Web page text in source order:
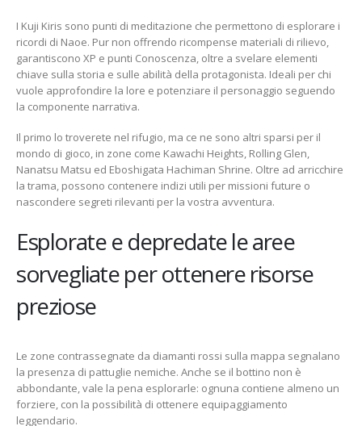
I Kuji Kiris sono punti di meditazione che permettono di esplorare i
ricordi di Naoe. Pur non offrendo ricompense materiali di rilievo,
garantiscono XP e punti Conoscenza, oltre a svelare elementi
chiave sulla storia e sulle abilità della protagonista. Ideali per chi
vuole approfondire la lore e potenziare il personaggio seguendo
la componente narrativa.
Il primo lo troverete nel rifugio, ma ce ne sono altri sparsi per il
mondo di gioco, in zone come Kawachi Heights, Rolling Glen,
Nanatsu Matsu ed Eboshigata Hachiman Shrine. Oltre ad arricchire
la trama, possono contenere indizi utili per missioni future o
nascondere segreti rilevanti per la vostra avventura.
Esplorate e depredate le aree
sorvegliate per ottenere risorse
preziose
Le zone contrassegnate da diamanti rossi sulla mappa segnalano
la presenza di pattuglie nemiche. Anche se il bottino non è
abbondante, vale la pena esplorarle: ognuna contiene almeno un
forziere, con la possibilità di ottenere equipaggiamento
leggendario.